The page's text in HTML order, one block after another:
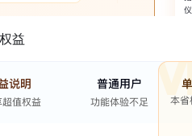
益